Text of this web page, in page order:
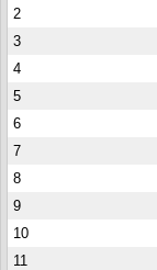
2
3
4
5
6
7
8
9
10
11